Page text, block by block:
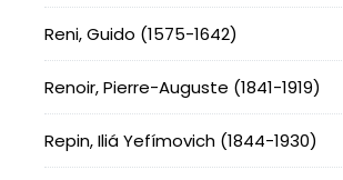
Reni, Guido (1575-1642)
Renoir, Pierre-Auguste (1841-1919)
Repin, Iliá Yefímovich (1844-1930)